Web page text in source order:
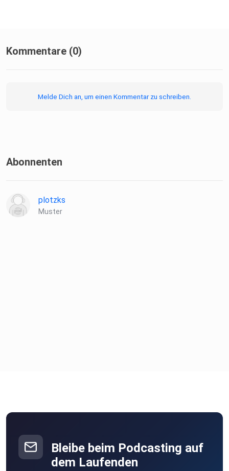
Kommentare (0)
Melde Dich an, um einen Kommentar zu schreiben.
Abonnenten
plotzks
Muster
Bleibe beim Podcasting auf
dem Laufenden